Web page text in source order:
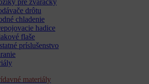
pre zváračky
drôtu
chladenie
hadice
flaše
príslušenstvo
materiály